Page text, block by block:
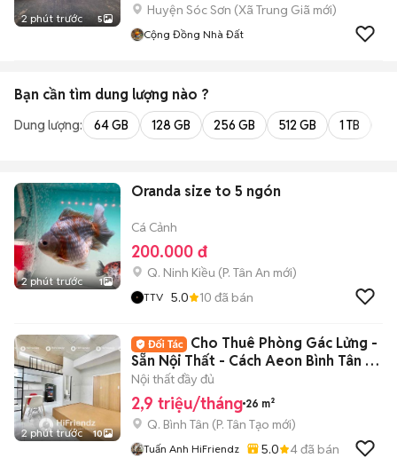
2 phút trước 5
Huyện Sóc Sơn (Xã Trung Giã mới)
Cộng Đồng Nhà Đất
Bạn cần tìm dung lượng nào ?
Dung lượng: 64 GB 128 GB 256 GB 512 GB 1 TB
2 phút trước 1
Oranda size to 5 ngón
Cá Cảnh
200.000 đ
Q. Ninh Kiều (P. Tân An mới)
TTV 5.0 10 đã bán
2 phút trước 10
Cho Thuê Phòng Gác Lửng -
Sẵn Nội Thất - Cách Aeon Bình Tân 5-
7P Đi Xe
Nội thất đầy đủ
2,9 triệu/tháng 26 m²
Q. Bình Tân (P. Tân Tạo mới)
Tuấn Anh HiFriendz 5.0 4đã bán